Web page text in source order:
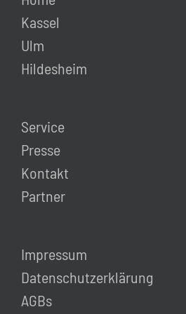
Kassel
Ulm
Hildesheim
Service
Presse
Kontakt
Partner
Impressum
Datenschutzerklärung
AGBs